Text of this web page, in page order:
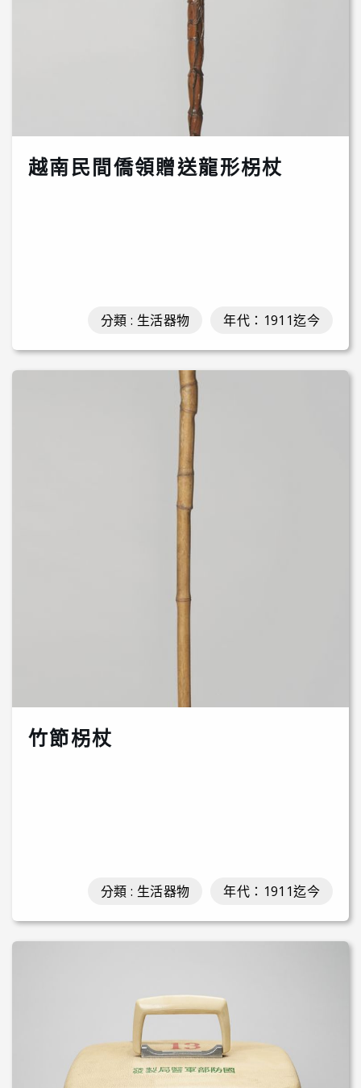
越南民間僑領贈送龍形柺杖
年代：1911迄今
分類 : 生活器物
竹節柺杖
年代：1911迄今
分類 : 生活器物